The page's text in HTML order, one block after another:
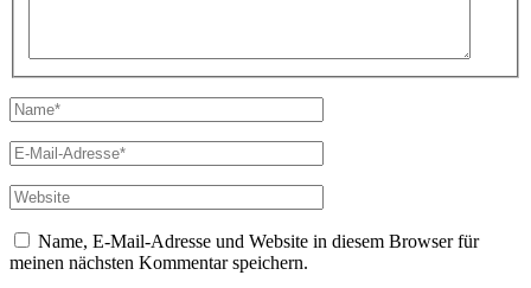
Name*
E-
Mail-
Adresse*
Website
Name, E-Mail-Adresse und Website in diesem Browser für
meinen nächsten Kommentar speichern.